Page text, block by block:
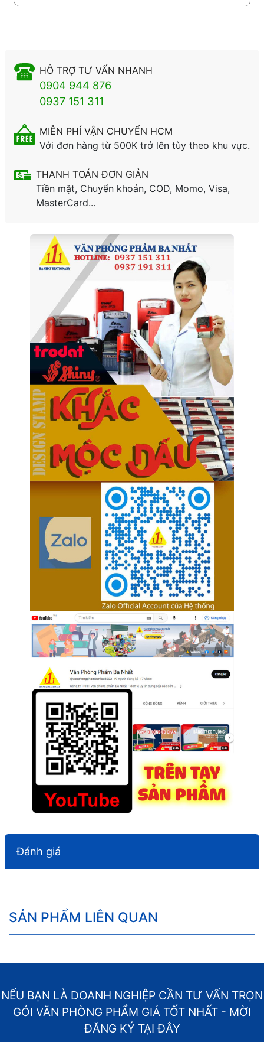
HỖ TRỢ TƯ VẤN NHANH
0904 944 876
0937 151 311
MIỄN PHÍ VẬN CHUYỂN HCM
Với đơn hàng từ 500K trở lên tùy theo khu vực.
THANH TOÁN ĐƠN GIẢN
Tiền mặt, Chuyển khoản, COD, Momo, Visa,
MasterCard...
Đánh giá
SẢN PHẨM LIÊN QUAN
NẾU BẠN LÀ DOANH NGHIỆP CẦN TƯ VẤN TRỌN
GÓI VĂN PHÒNG PHẨM GIÁ TỐT NHẤT - MỜI
ĐĂNG KÝ TẠI ĐÂY